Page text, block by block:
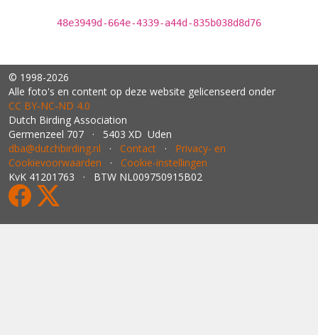
48e3949d-664e-4339-a44d-835b038d8d76
© 1998-2026
Alle foto's en content op deze website gelicenseerd onder
CC BY‑NC‑ND 4.0
Dutch Birding Association
Germenzeel 707 · 5403 XD Uden
dba@dutchbirding.nl · Contact · Privacy- en
Cookievoorwaarden · Cookie-instellingen
KvK 41201763 · BTW NL009750915B02